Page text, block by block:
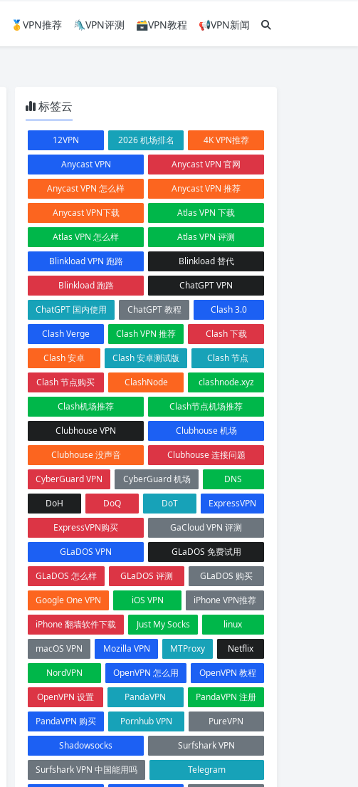
🥇VPN推荐 🛝VPN评测 🗃VPN教程 📢VPN新闻
标签云
12VPN 2026 机场排名
4K VPN推荐
Anycast VPN
Anycast VPN 官网
Anycast VPN 怎么样
Anycast VPN 推荐
Anycast VPN下载
Atlas VPN 下载
Atlas VPN 怎么样
Atlas VPN 评测
Blinkload VPN 跑路
Blinkload 替代
Blinkload 跑路
ChatGPT VPN
ChatGPT 国内使用
ChatGPT 教程
Clash 3.0
Clash Verge
Clash VPN 推荐
Clash 下载
Clash 安卓
Clash 安卓测试版
Clash 节点
Clash 节点购买
ClashNode
clashnode.xyz
Clash机场推荐
Clash节点机场推荐
Clubhouse VPN
Clubhouse 机场
Clubhouse 没声音
Clubhouse 连接问题
CyberGuard VPN
CyberGuard 机场
DNS
DoH
DoQ DoT
ExpressVPN
ExpressVPN购买
GaCloud VPN 评测
GLaDOS VPN
GLaDOS 免费试用
GLaDOS 怎么样
GLaDOS 评测
GLaDOS 购买
Google One VPN
iOS VPN
iPhone VPN推荐
iPhone 翻墙软件下载
Just My Socks
linux
macOS VPN
Mozilla VPN MTProxy
Netflix
NordVPN
OpenVPN 怎么用
OpenVPN 教程
OpenVPN 设置
PandaVPN
PandaVPN 注册
PandaVPN 购买
Pornhub VPN
PureVPN
Shadowsocks
Surfshark VPN
Surfshark VPN 中国能用吗
Telegram